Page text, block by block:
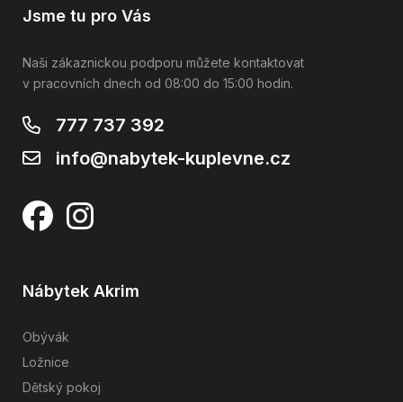
Jsme tu pro Vás
Naši zákaznickou podporu můžete kontaktovat
v pracovních dnech od 08:00 do 15:00 hodin.
777 737 392
info@nabytek-kuplevne.cz
Nábytek Akrim
Obývák
Ložnice
Dětský pokoj